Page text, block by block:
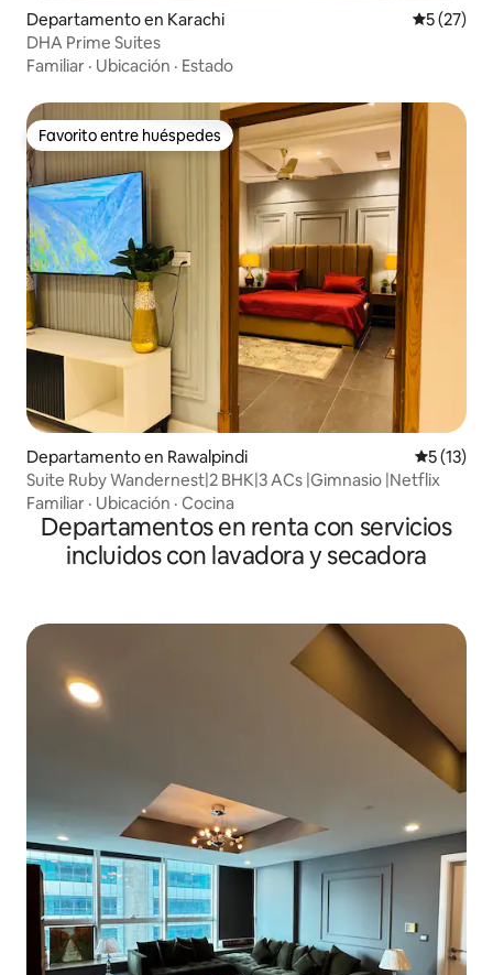
Departamento en Karachi
5 (27)
DHA Prime Suites
Familiar · Ubicación · Estado
Favorito entre huéspedes
Favorito entre huéspedes
Departamento en Rawalpindi
5 (13)
Suite Ruby Wandernest|2 BHK|3 ACs |Gimnasio |Netflix
Familiar · Ubicación · Cocina
Departamentos en renta con servicios
incluidos con lavadora y secadora